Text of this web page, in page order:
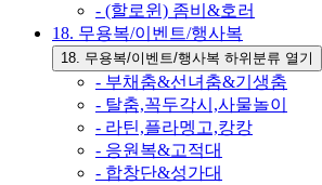
- (할로윈) 좀비&호러
18. 무용복/이벤트/행사복
18. 무용복/이벤트/행사복 하위분류 열기
- 부채춤&선녀춤&기생춤
- 탈춤,꼭두각시,사물놀이
- 라틴,플라멩고,캉캉
- 응원복&고적대
- 합창단&성가대